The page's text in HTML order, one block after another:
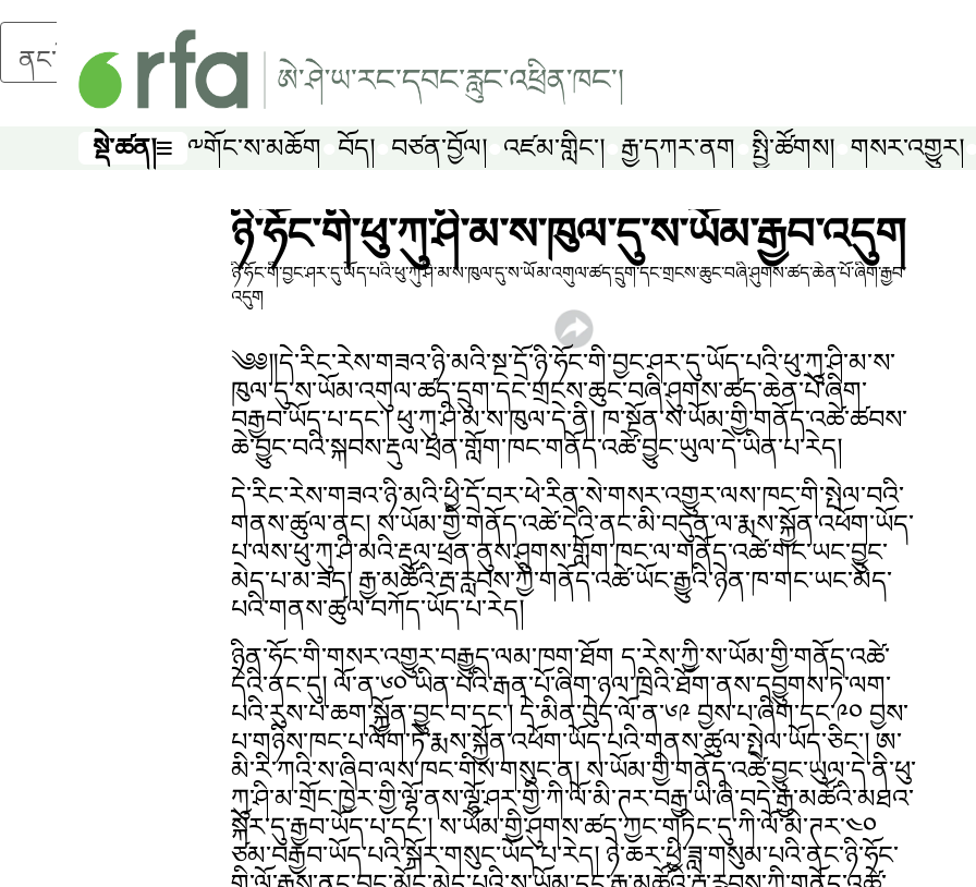
ནང་དོན་གཙོ་བོར་མཆོང་།
སྡེ་ཚན།
སྡེ་ཚན། ༸གོང་ས་མཆོག བོད། བཙན་བྱོལ། འཛམ་གླིང༌། རྒྱ་དཀར་ནག སྤྱི་ཚོགས། གསར་འགྱུར།
ཉི་ཧོང་གི་ཕུ་ཀུ་ཤི་མ་ས་ཁུལ་དུ་ས་ཡོམ་རྒྱབ་འདུག
ཉི་ཧོང་གི་བྱང་ཤར་དུ་ཡོད་པའི་ཕུ་ཀུ་ཤི་མ་ས་ཁུལ་དུ་ས་ཡོམ་འགུལ་ཚད་དྲུག་དང་གྲངས་ཆུང་བཞི་ཤུགས་ཚད་ཆེན་པོ་ཞིག་རྒྱབ་
འདུག
༄༅༎དེ་རིང་རེས་གཟའ་ཉི་མའི་སྔ་དྲོ་ཉི་ཧོང་གི་བྱང་ཤར་དུ་ཡོད་པའི་ཕུ་ཀུ་ཤི་མ་ས་
ཁུལ་དུ་ས་ཡོམ་འགུལ་ཚད་དྲུག་དང་གྲངས་ཆུང་བཞི་ཤུགས་ཚད་ཆེན་པོ་ཞིག་
བརྒྱབ་ཡོད་པ་དང༌། ཕུ་ཀུ་ཤི་མ་ས་ཁུལ་དེ་ནི། ཁ་སྔོན་ས་ཡོམ་གྱི་གནོད་འཚེ་ཚབས་
ཆེ་བྱུང་བའི་སྐབས་རྡུལ་ཕྲན་གློག་ཁང་གནོད་འཚེ་བྱུང་ཡུལ་དེ་ཡིན་པ་རེད།
དེ་རིང་རེས་གཟའ་ཉི་མའི་ཕྱི་དྲོ་བར་ཕེ་རིན་སེ་གསར་འགྱུར་ལས་ཁང་གི་སྤེལ་བའི་
གནས་ཚུལ་ནང། ས་ཡོམ་གྱི་གནོད་འཚེ་དེའི་ནང་མི་བདུན་ལ་རྨས་སྐྱོན་འཕོག་ཡོད་
པ་ལས་ཕུ་ཀུ་ཤི་མའི་རྡུལ་ཕྲན་ནུས་ཤུགས་གློག་ཁང་ལ་གནོད་འཚེ་གང་ཡང་བྱུང་
མེད་པ་མ་ཟད། རྒྱ་མཚོའི་རྦ་རླབས་ཀྱི་གནོད་འཚེ་ཡོང་རྒྱུའི་ཉེན་ཁ་གང་ཡང་མེད་
པའི་གནས་ཚུལ་བཀོད་ཡོད་པ་རེད།
ཉིན་ཧོང་གི་གསར་འགྱུར་བརྒྱུད་ལམ་ཁག་ཐོག ད་རེས་ཀྱི་ས་ཡོམ་གྱི་གནོད་འཚེ་
དེའི་ནང་དུ། ལོ་ན་༦༠ ཡིན་པའི་རྒན་པོ་ཞིག་ཉལ་ཁྲིའི་ཐོག་ནས་དབྱུགས་ཏེ་ལག་
པའི་རུས་པ་ཆག་སྐྱོན་བྱུང་བ་དང༌། དེ་མིན་བེུད་ལོ་ན་༦༩ བྱས་པ་ཞིག་དང་༩༠ བྱས་
པ་གཉིས་ཁང་པ་ལོག་ཏེ་རྨས་སྐྱོན་འཕོག་ཡོད་པའི་གནས་ཚུལ་སྤེལ་ཡོད་ཅིང༌། ཨ་
མི་རི་ཀའི་ས་ཞིབ་ལས་ཁང་གིས་གསུང་ན། ས་ཡོམ་གྱི་གནོད་འཚེ་བྱུང་ཡུལ་དེ་ནི་ཕུ་
ཀུ་ཤི་མ་གྲོང་ཁྱེར་གྱི་ལྷོ་ནས་ལྷོ་ཤར་གྱི་ཀི་ལོ་མི་ཊར་བརྒྱ་ཡི་ཞི་བདེ་རྒྱ་མཚོའི་མཐའ་
སྐོར་དུ་རྒྱབ་ཡོད་པ་དང༌། ས་ཡོམ་གྱི་ཤུགས་ཚད་ཀྱང་གཏིང་དུ་ཀི་ལོ་མི་ཊར་༤༠
ཙམ་བརྒྱབ་ཡོད་པའི་སྐོར་གསུང་ཡོད་པ་རེད། ཉེ་ཆར་ཕྱི་ཟླ་གསུམ་པའི་ནང་ཉི་ཧོང་